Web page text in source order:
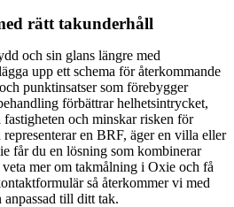
rätt takunderhåll
och sin glans längre med
upp ett schema för återkommande
punktinsatser som förebygger
förbättrar helhetsintrycket,
och minskar risken för
en BRF, äger en villa eller
får du en lösning som kombinerar
mer om takmålning i Oxie och få
så återkommer vi med
till ditt tak.